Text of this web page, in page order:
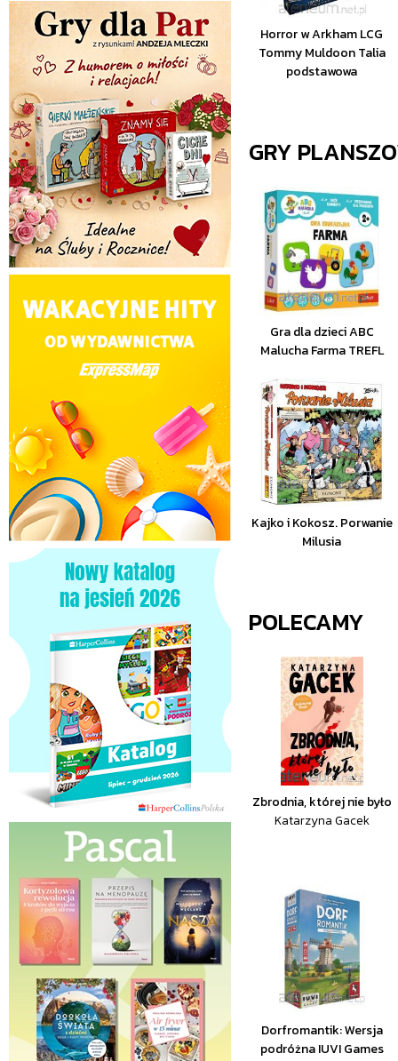
Horror w Arkham LCG
Tommy Muldoon Talia
podstawowa
GRY
Gra dla dzieci ABC
Malucha Farma TREFL
Kajko i Kokosz. Porwanie
Milusia
POLECAMY
Zbrodnia, której nie było
Katarzyna Gacek
Dorfromantik: Wersja
podróżna IUVI Games